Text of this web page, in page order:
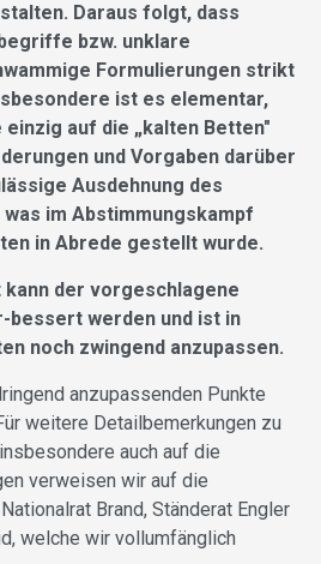
Daraus folgt, dass
bzw. unklare
Formulierungen strikt
ist es elementar,
auf die „kalten Betten"
und Vorgaben darüber
Ausdehnung des
im Abstimmungskampf
in Abrede gestellt wurde.
der vorgeschlagene
bessert werden und ist in
noch zwingend anzupassen.
anzupassenden Punkte
weitere Detailbemerkungen zu
auch auf die
verweisen wir auf die
Brand, Ständerat Engler
welche wir vollumfänglich